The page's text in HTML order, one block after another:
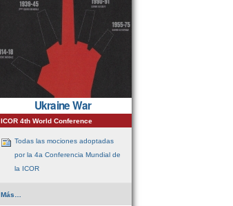
Ukraine War
ICOR 4th World Conference
Todas las mociones adoptadas
por la 4a Conferencia Mundial de
la ICOR
ICOR
Más…